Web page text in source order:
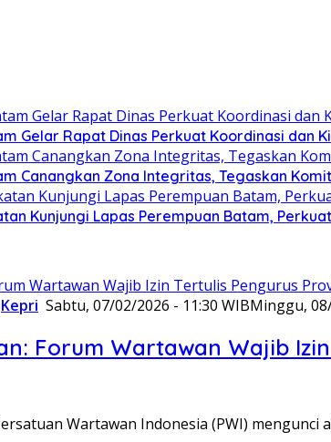
Gelar Rapat Dinas Perkuat Koordinasi dan
Canangkan Zona Integritas, Tegaskan
Kunjungi Lapas Perempuan Batam,
Kepri Sabtu, 07/02/2026 - 11:30 WIBMinggu,
Forum Wartawan Wajib
Wartawan Indonesia (PWI)